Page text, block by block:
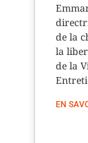
de la
la
de la
EN